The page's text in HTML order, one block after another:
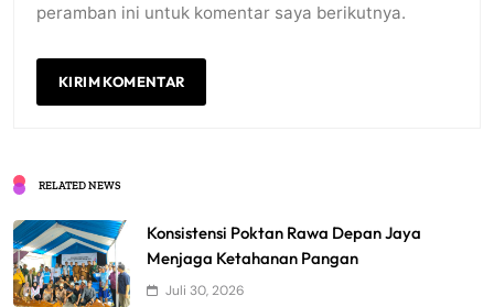
peramban ini untuk komentar saya berikutnya.
RELATED NEWS
Konsistensi Poktan Rawa Depan Jaya
Menjaga Ketahanan Pangan
Juli 30, 2026